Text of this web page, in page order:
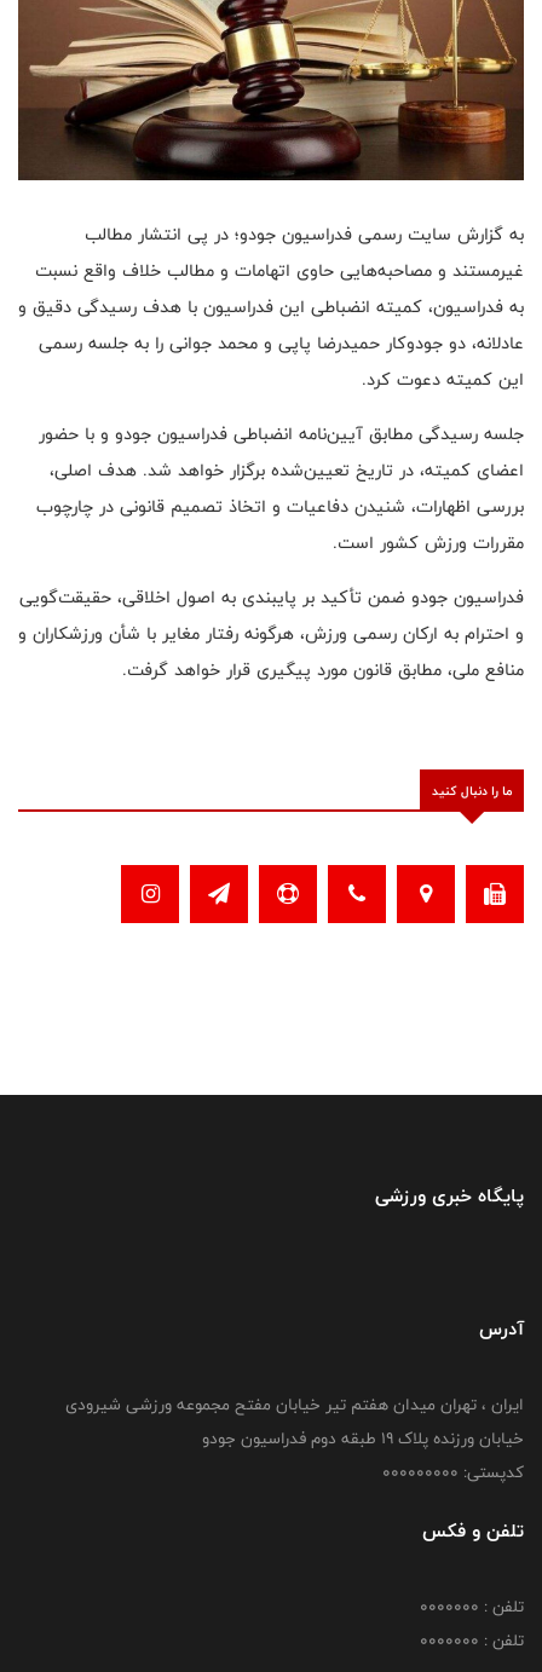
به گزارش سایت رسمی فدراسیون جودو؛ در پی انتشار مطالب
غیرمستند و مصاحبه‌هایی حاوی اتهامات و مطالب خلاف واقع نسبت
به فدراسیون، کمیته انضباطی این فدراسیون با هدف رسیدگی دقیق و
عادلانه، دو جودوکار حمیدرضا پاپی و محمد جوانی را به جلسه رسمی
این کمیته دعوت کرد.
جلسه رسیدگی مطابق آیین‌نامه انضباطی فدراسیون جودو و با حضور
اعضای کمیته، در تاریخ تعیین‌شده برگزار خواهد شد. هدف اصلی،
بررسی اظهارات، شنیدن دفاعیات و اتخاذ تصمیم قانونی در چارچوب
مقررات ورزش کشور است.
فدراسیون جودو ضمن تأکید بر پایبندی به اصول اخلاقی، حقیقت‌گویی
و احترام به ارکان رسمی ورزش، هرگونه رفتار مغایر با شأن ورزشکاران و
منافع ملی، مطابق قانون مورد پیگیری قرار خواهد گرفت.
ما را دنبال کنید
پایگاه خبری ورزشی
آدرس
ایران ، تهران میدان هفتم تیر خیابان مفتح مجموعه ورزشی شیرودی
خیابان ورزنده پلاک ۱۹ طبقه دوم فدراسیون جودو
کدپستی: 000000000
تلفن و فکس
تلفن : 0000000
تلفن : 0000000